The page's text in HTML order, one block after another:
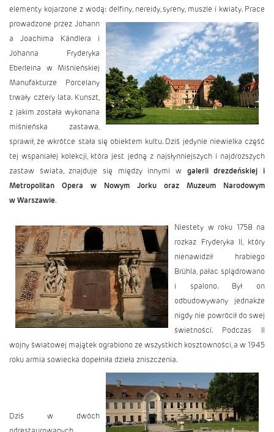
elementy kojarzone z wodą: delfiny, nereidy, syreny, muszle i kwiaty. Prace
prowadzone przez Johann
a Joachima Kändlera i
Johanna Fryderyka
Eberleina w Miśnieńskiej
Manufakturze Porcelany
trwały cztery lata. Kunszt,
z jakim została wykonana
miśnieńska zastawa,
sprawił, że wkrótce stała się obiektem kultu. Dziś jedynie niewielka część
tej wspaniałej kolekcji, która jest jedną z najsłynniejszych i najdroższych
zastaw świata, znajduje się między innymi w galerii drezdeńskiej i
Metropolitan Opera w Nowym Jorku oraz Muzeum Narodowym
w Warszawie.
Niestety w roku 1758 na
rozkaz Fryderyka II, który
nienawidził hrabiego
Brühla, pałac splądrowano
i spalono. Był on
odbudowywany jednakże
nigdy nie powrócił do swej
świetności. Podczas II
wojny światowej majątek ograbiono ze wszystkich kosztowności, a w 1945
roku armia sowiecka dopełniła dzieła zniszczenia.
Dziś w dwóch